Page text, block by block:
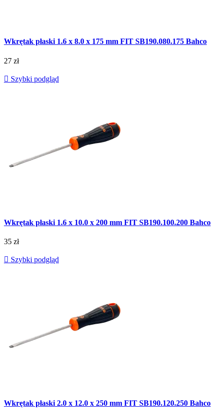
Wkrętak płaski 1.6 x 8.0 x 175 mm FIT SB190.080.175 Bahco
27 zł
 Szybki podgląd
Wkrętak płaski 1.6 x 10.0 x 200 mm FIT SB190.100.200 Bahco
35 zł
 Szybki podgląd
Wkrętak płaski 2.0 x 12.0 x 250 mm FIT SB190.120.250 Bahco